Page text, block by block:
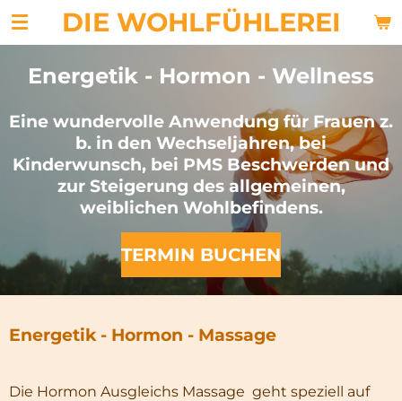
Zum
DIE WOHLFÜHLEREI
Energetik - Hormon - Wellness
Eine wundervolle Anwendung für Frauen z.
b. in den Wechseljahren, bei
Kinderwunsch, bei PMS Beschwerden und
zur Steigerung des allgemeinen,
weiblichen Wohlbefindens.
TERMIN BUCHEN
Energetik - Hormon - Massage
Die Hormon Ausgleichs Massage geht speziell auf